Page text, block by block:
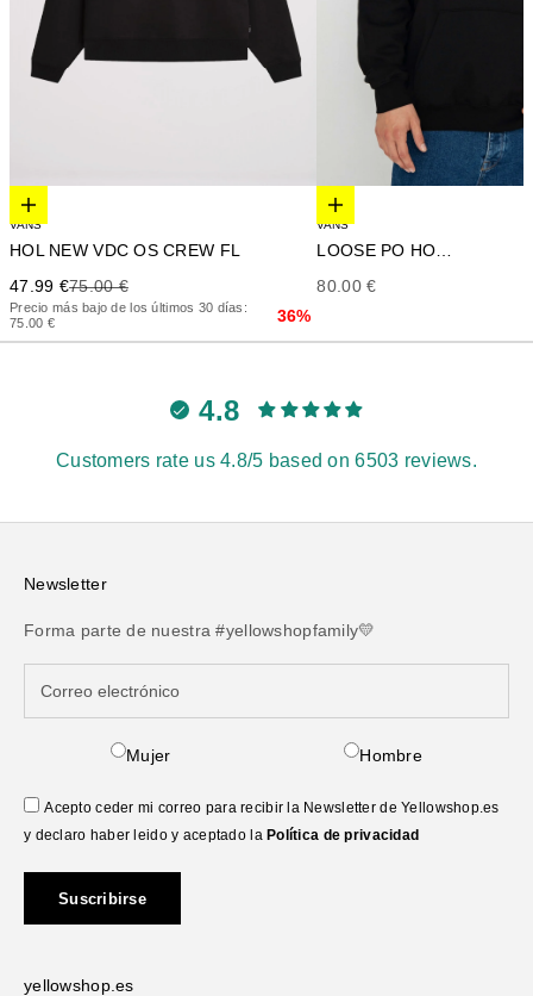
Elige opciones
VANS
HOL NEW VDC OS CREW FL
Precio de oferta
47.99 €Precio anterior
75.00 €
Precio más bajo de los últimos 30 días:
75.00 €
36%
Elige opciones
VANS
LOOSE PO HOODIE
Precio de oferta
80.00 €
4.8
Customers rate us 4.8/5 based on 6503 reviews.
Newsletter
Forma parte de nuestra #yellowshopfamily💛
Mujer Hombre
Acepto ceder mi correo para recibir la Newsletter de Yellowshop.es
y declaro haber leido y aceptado la Política de privacidad
Suscribirse
yellowshop.es